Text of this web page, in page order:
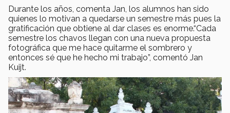
Durante los años, comenta Jan, los alumnos han sido
quienes lo motivan a quedarse un semestre más pues la
gratificación que obtiene al dar clases es enorme.“Cada
semestre los chavos llegan con una nueva propuesta
fotográfica que me hace quitarme el sombrero y
entonces sé que he hecho mi trabajo”, comentó Jan
Kuijt.